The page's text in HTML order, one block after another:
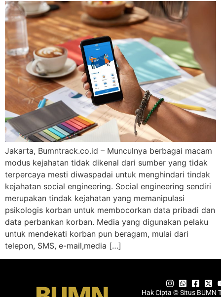
Jakarta, Bumntrack.co.id – Munculnya berbagai macam
modus kejahatan tidak dikenal dari sumber yang tidak
terpercaya mesti diwaspadai untuk menghindari tindak
kejahatan social engineering. Social engineering sendiri
merupakan tindak kejahatan yang memanipulasi
psikologis korban untuk membocorkan data pribadi dan
data perbankan korban. Media yang digunakan pelaku
untuk mendekati korban pun beragam, mulai dari
telepon, SMS, e-mail,media […]
Hak Cipta © Situs BUMN